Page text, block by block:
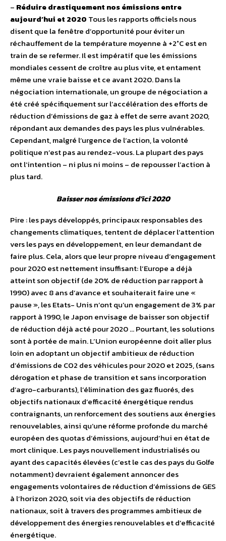
– Réduire drastiquement nos émissions entre
aujourd’hui et 2020 Tous les rapports officiels nous
disent que la fenêtre d’opportunité pour éviter un
réchauffement de la température moyenne à +2°C est en
train de se refermer. Il est impératif que les émissions
mondiales cessent de croître au plus vite, et entament
même une vraie baisse et ce avant 2020. Dans la
négociation internationale, un groupe de négociation a
été créé spécifiquement sur l’accélération des efforts de
réduction d’émissions de gaz à effet de serre avant 2020,
répondant aux demandes des pays les plus vulnérables.
Cependant, malgré l’urgence de l’action, la volonté
politique n’est pas au rendez-vous. La plupart des pays
ont l’intention – ni plus ni moins – de repousser l’action à
plus tard.
Baisser nos émissions d’ici 2020
Pire : les pays développés, principaux responsables des
changements climatiques, tentent de déplacer l’attention
vers les pays en développement, en leur demandant de
faire plus. Cela, alors que leur propre niveau d’engagement
pour 2020 est nettement insuffisant: l’Europe a déjà
atteint son objectif (de 20% de réduction par rapport à
1990) avec 8 ans d’avance et souhaiterait faire une «
pause », les Etats- Unis n’ont qu’un engagement de 3% par
rapport à 1990, le Japon envisage de baisser son objectif
de réduction déjà acté pour 2020 … Pourtant, les solutions
sont à portée de main. L’Union européenne doit aller plus
loin en adoptant un objectif ambitieux de réduction
d’émissions de CO2 des véhicules pour 2020 et 2025, (sans
dérogation et phase de transition et sans incorporation
d’agro-carburants), l’élimination des gaz fluorés, des
objectifs nationaux d’efficacité énergétique rendus
contraignants, un renforcement des soutiens aux énergies
renouvelables, ainsi qu’une réforme profonde du marché
européen des quotas d’émissions, aujourd’hui en état de
mort clinique. Les pays nouvellement industrialisés ou
ayant des capacités élevées (c’est le cas des pays du Golfe
notamment) devraient également annoncer des
engagements volontaires de réduction d’émissions de GES
à l’horizon 2020, soit via des objectifs de réduction
nationaux, soit à travers des programmes ambitieux de
développement des énergies renouvelables et d’efficacité
énergétique.